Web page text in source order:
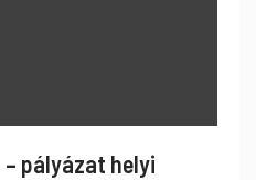
pályázat helyi